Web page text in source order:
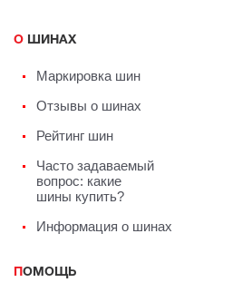
О ШИНАХ
Маркировка шин
Отзывы о шинах
Рейтинг шин
Часто задаваемый
вопрос: какие
шины купить?
Информация о шинах
ПОМОЩЬ